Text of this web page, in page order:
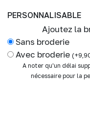
PERSONNALISABLE
Ajoutez la
Sans broderie
Avec broderie (+
A noter qu'un délai
nécessaire pour la